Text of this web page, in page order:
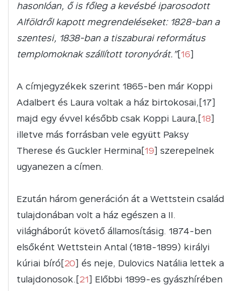
hasonlóan, ő is főleg a kevésbé iparosodott
Alföldről kapott megrendeléseket: 1828-ban a
szentesi, 1838-ban a tiszaburai református
templomoknak szállított toronyórát.”[16]
A címjegyzékek szerint 1865-ben már Koppi
Adalbert és Laura voltak a ház birtokosai,[17]
majd egy évvel később csak Koppi Laura,[18]
illetve más forrásban vele együtt Paksy
Therese és Guckler Hermina[19] szerepelnek
ugyanezen a címen.
Ezután három generáción át a Wettstein család
tulajdonában volt a ház egészen a II.
világháborút követő államosításig. 1874-ben
elsőként Wettstein Antal (1818-1899) királyi
kúriai bíró[20] és neje, Dulovics Natália lettek a
tulajdonosok.[21] Előbbi 1899-es gyászhírében